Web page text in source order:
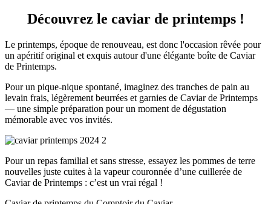
Découvrez le caviar de printemps !
Le printemps, époque de renouveau, est donc l'occasion rêvée pour
un apéritif original et exquis autour d'une élégante boîte de Caviar
de Printemps.
Pour un pique-nique spontané, imaginez des tranches de pain au
levain frais, légèrement beurrées et garnies de Caviar de Printemps
— une simple préparation pour un moment de dégustation
mémorable avec vos invités.
Pour un repas familial et sans stresse, essayez les pommes de terre
nouvelles juste cuites à la vapeur couronnée d’une cuillerée de
Caviar de Printemps : c’est un vrai régal !